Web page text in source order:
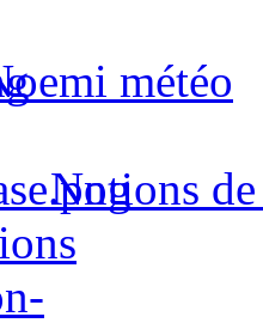
météo
Notions